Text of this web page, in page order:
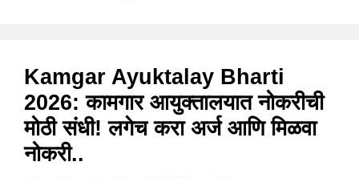
Kamgar Ayuktalay Bharti
2026: कामगार आयुक्तालयात नोकरीची
मोठी संधी! लगेच करा अर्ज आणि मिळवा
नोकरी..